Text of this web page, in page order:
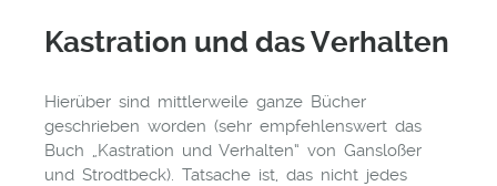
Kastration und das Verhalten
Hierüber sind mittlerweile ganze Bücher
geschrieben worden (sehr empfehlenswert das
Buch „Kastration und Verhalten“ von Gansloßer
und Strodtbeck). Tatsache ist, das nicht jedes